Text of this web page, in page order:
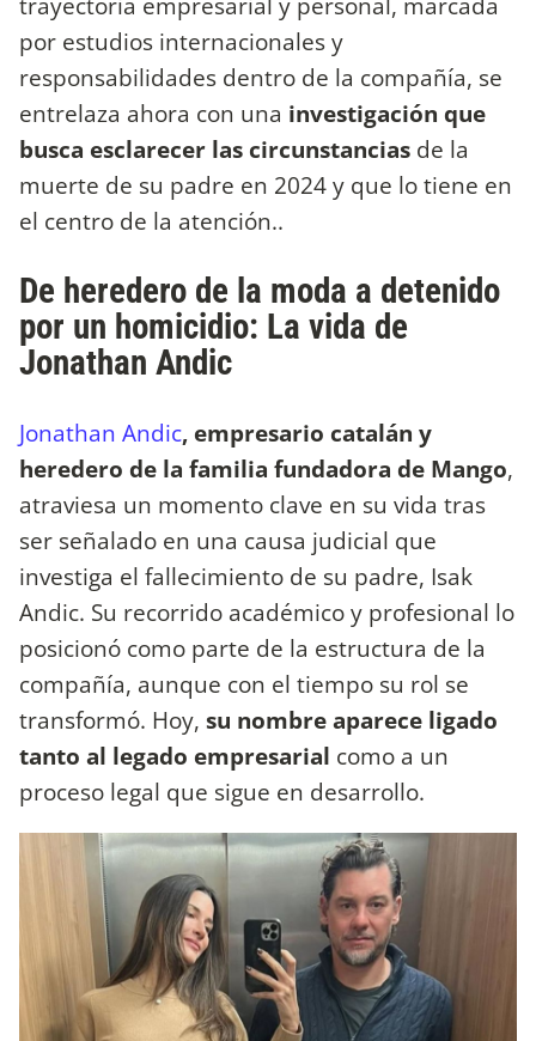
por estudios internacionales y
responsabilidades dentro de la compañía, se
entrelaza ahora con una investigación que
busca esclarecer las circunstancias de la
muerte de su padre en 2024 y que lo tiene en
el centro de la atención..
De heredero de la moda a detenido
por un homicidio: La vida de
Jonathan Andic
Jonathan Andic, empresario catalán y
heredero de la familia fundadora de Mango,
atraviesa un momento clave en su vida tras
ser señalado en una causa judicial que
investiga el fallecimiento de su padre, Isak
Andic. Su recorrido académico y profesional lo
posicionó como parte de la estructura de la
compañía, aunque con el tiempo su rol se
transformó. Hoy, su nombre aparece ligado
tanto al legado empresarial como a un
proceso legal que sigue en desarrollo.